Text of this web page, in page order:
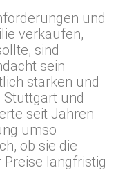
und
verkaufen,
sind
sein
starken und
Stuttgart und
seit Jahren
umso
ob sie die
langfristig